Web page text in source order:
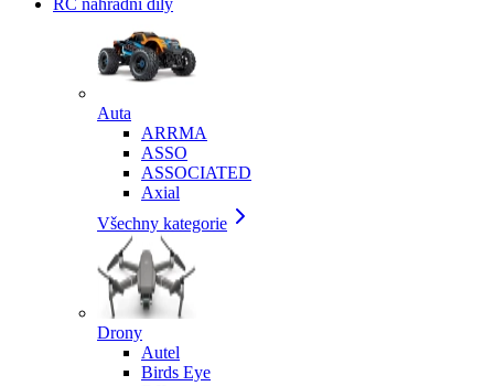
RC náhradní díly
Auta
ARRMA
ASSO
ASSOCIATED
Axial
Všechny kategorie
Drony
Autel
Birds Eye